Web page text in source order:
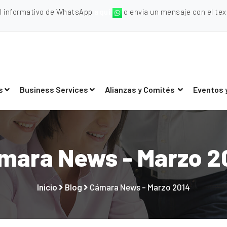
informativo de WhatsApp o envia un mensaje con el
Business Services Alianzas y Comités Eventos
News - Marzo
Inicio Blog Cámara News - Marzo 2014